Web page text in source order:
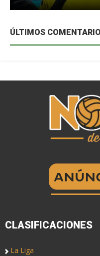
ÚLTIMOS
CLASIFICACIONES
La Liga